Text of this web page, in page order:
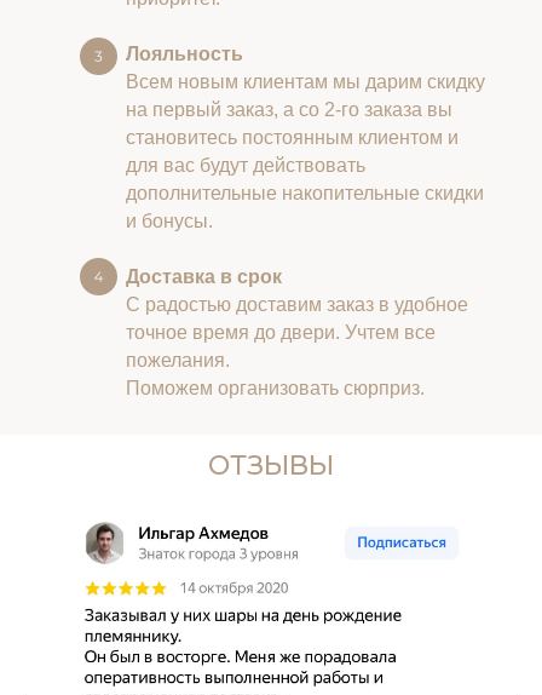
Лояльность
Всем новым клиентам мы дарим скидку
на первый заказ, а со 2-го заказа вы
становитесь постоянным клиентом и
для вас будут действовать
дополнительные накопительные скидки
и бонусы.
Доставка в срок
С радостью доставим заказ в удобное
точное время до двери. Учтем все
пожелания.
Поможем организовать сюрприз.
ОТЗЫВЫ